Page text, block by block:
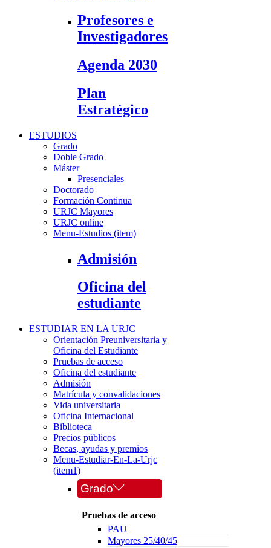
Profesores e
Investigadores
Agenda 2030
Plan
Estratégico
ESTUDIOS
Grado
Doble Grado
Máster
Presenciales
Doctorado
Formación Continua
URJC Mayores
URJC online
Menu-Estudios (item)
Admisión
Oficina del
estudiante
ESTUDIAR EN LA URJC
Orientación Preuniversitaria y
Oficina del Estudiante
Pruebas de acceso
Oficina del estudiante
Admisión
Matrícula y convalidaciones
Vida universitaria
Oficina Internacional
Biblioteca
Precios públicos
Becas, ayudas y premios
Menu-Estudiar-En-La-Urjc
(item1)
Grado
Pruebas de acceso
PAU
Mayores 25/40/45